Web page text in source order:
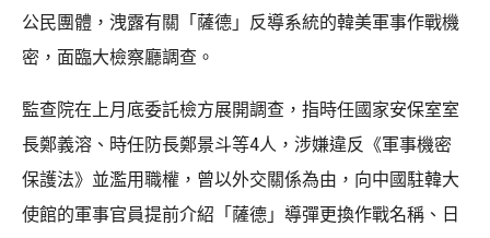
公民團體，洩露有關「薩德」反導系統的韓美軍事作戰機
密，面臨大檢察廳調查。
監查院在上月底委託檢方展開調查，指時任國家安保室室
長鄭義溶、時任防長鄭景斗等4人，涉嫌違反《軍事機密
保護法》並濫用職權，曾以外交關係為由，向中國駐韓大
使館的軍事官員提前介紹「薩德」導彈更換作戰名稱、日